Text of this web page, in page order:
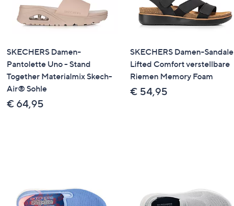
SKECHERS Damen-
Pantolette Uno - Stand
Together Materialmix Skech-
Air® Sohle
€ 64,95
SKECHERS Damen-Sandale
Lifted Comfort verstellbare
Riemen Memory Foam
€ 54,95